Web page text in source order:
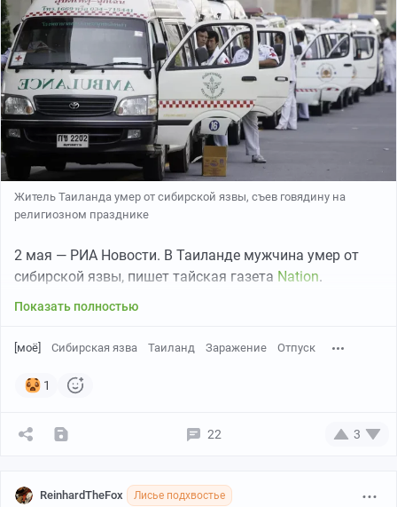
Выбирала место для отдыха на выходных, случайно долистала до
Волги.. А если еще подвинуть карту, там будет ещеодин
скотомогильник и кладбище😳
Житель Таиланда умер от сибирской язвы, съев говядину на
религиозном празднике
2 мая — РИА Новости. В Таиланде мужчина умер от
сибирской язвы, пишет тайская газета Nation.
Показать полностью
[моё] Сибирская язва Таиланд Заражение Отпуск
1
22 3
ReinhardTheFox Лисье подхвостье